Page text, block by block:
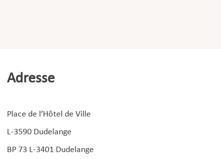
Adresse
Place de l’Hôtel de Ville
L-3590 Dudelange
BP 73 L-3401 Dudelange